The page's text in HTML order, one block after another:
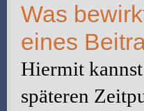
Was
eines
Hiermit
späteren